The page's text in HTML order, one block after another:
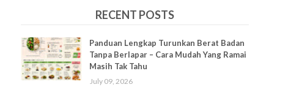
RECENT POSTS
Panduan Lengkap Turunkan Berat Badan
Tanpa Berlapar – Cara Mudah Yang Ramai
Masih Tak Tahu
July 09, 2026